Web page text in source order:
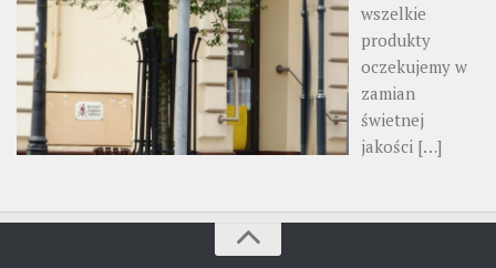
wszelkie
produkty
oczekujemy w
zamian
świetnej
jakości […]